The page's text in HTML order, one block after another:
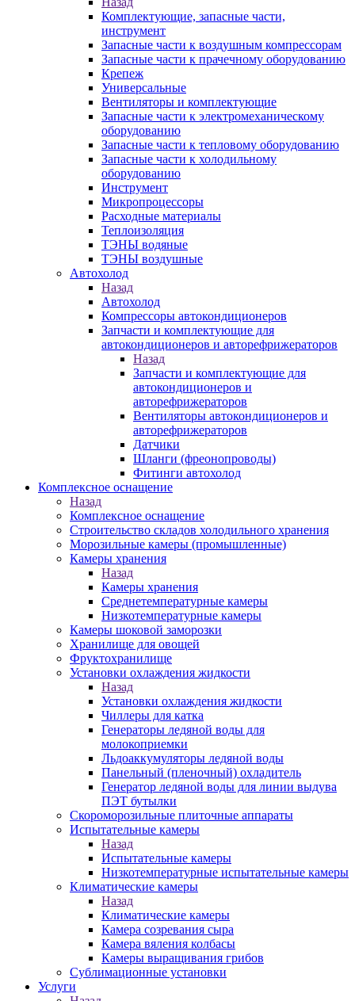
Комплектующие, запасные части,
инструмент
Запасные части к воздушным компрессорам
Запасные части к прачечному оборудованию
Крепеж
Универсальные
Вентиляторы и комплектующие
Запасные части к электромеханическому
оборудованию
Запасные части к тепловому оборудованию
Запасные части к холодильному
оборудованию
Инструмент
Микропроцессоры
Расходные материалы
Теплоизоляция
ТЭНЫ водяные
ТЭНЫ воздушные
Автохолод
Назад
Автохолод
Компрессоры автокондиционеров
Запчасти и комплектующие для
автокондиционеров и авторефрижераторов
Назад
Запчасти и комплектующие для
автокондиционеров и
авторефрижераторов
Вентиляторы автокондиционеров и
авторефрижераторов
Датчики
Шланги (фреонопроводы)
Фитинги автохолод
Комплексное оснащение
Назад
Комплексное оснащение
Строительство складов холодильного хранения
Морозильные камеры (промышленные)
Камеры хранения
Назад
Камеры хранения
Среднетемпературные камеры
Низкотемпературные камеры
Камеры шоковой заморозки
Хранилище для овощей
Фруктохранилище
Установки охлаждения жидкости
Назад
Установки охлаждения жидкости
Чиллеры для катка
Генераторы ледяной воды для
молокоприемки
Льдоаккумуляторы ледяной воды
Панельный (пленочный) охладитель
Генератор ледяной воды для линии выдува
ПЭТ бутылки
Скороморозильные плиточные аппараты
Испытательные камеры
Назад
Испытательные камеры
Низкотемпературные испытательные камеры
Климатические камеры
Назад
Климатические камеры
Камера созревания сыра
Камера вяления колбасы
Камеры выращивания грибов
Сублимационные установки
Услуги